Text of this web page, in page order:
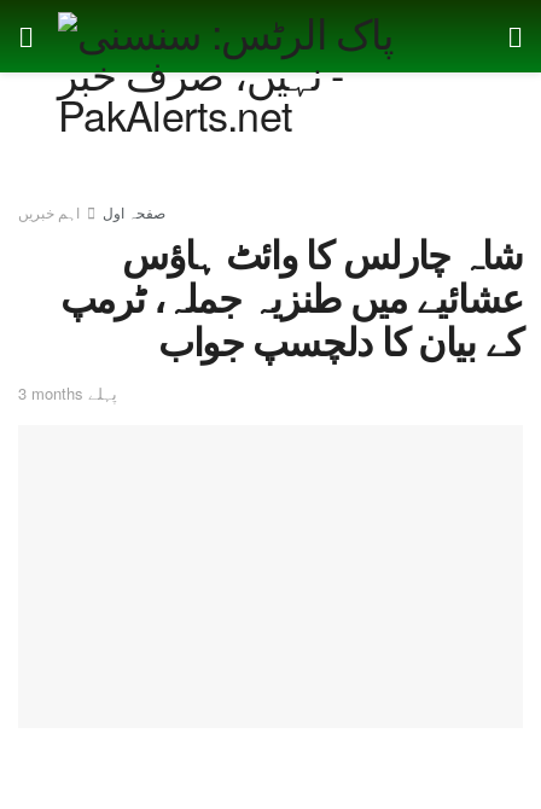
صفحہ اول اہم خبریں
شاہ چارلس کا وائٹ ہاؤس
عشائیے میں طنزیہ جملہ، ٹرمپ
کے بیان کا دلچسپ جواب
3 months پہلے